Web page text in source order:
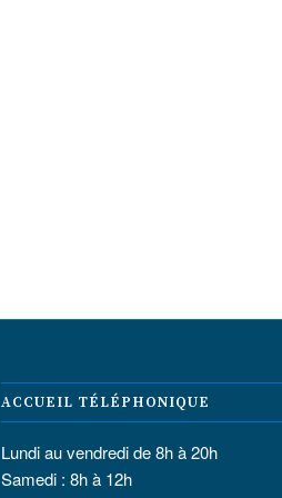
ACCUEIL TÉLÉPHONIQUE
Lundi au vendredi de 8h à 20h
Samedi : 8h à 12h